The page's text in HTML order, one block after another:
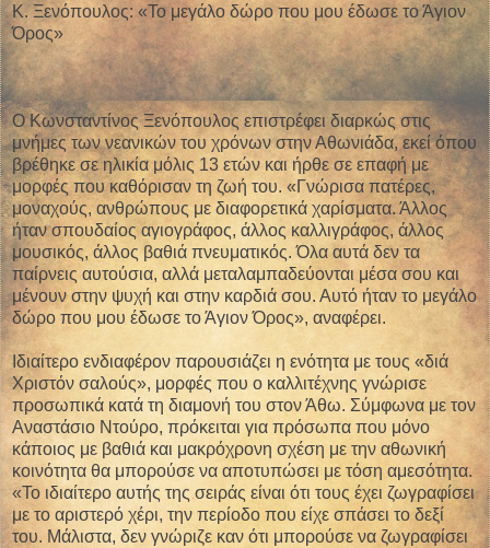
Κ. Ξενόπουλος: «Το μεγάλο δώρο που μου έδωσε το Άγιον
Όρος»
Ο Κωνσταντίνος Ξενόπουλος επιστρέφει διαρκώς στις
μνήμες των νεανικών του χρόνων στην Αθωνιάδα, εκεί όπου
βρέθηκε σε ηλικία μόλις 13 ετών και ήρθε σε επαφή με
μορφές που καθόρισαν τη ζωή του. «Γνώρισα πατέρες,
μοναχούς, ανθρώπους με διαφορετικά χαρίσματα. Άλλος
ήταν σπουδαίος αγιογράφος, άλλος καλλιγράφος, άλλος
μουσικός, άλλος βαθιά πνευματικός. Όλα αυτά δεν τα
παίρνεις αυτούσια, αλλά μεταλαμπαδεύονται μέσα σου και
μένουν στην ψυχή και στην καρδιά σου. Αυτό ήταν το μεγάλο
δώρο που μου έδωσε το Άγιον Όρος», αναφέρει.
Ιδιαίτερο ενδιαφέρον παρουσιάζει η ενότητα με τους «διά
Χριστόν σαλούς», μορφές που ο καλλιτέχνης γνώρισε
προσωπικά κατά τη διαμονή του στον Άθω. Σύμφωνα με τον
Αναστάσιο Ντούρο, πρόκειται για πρόσωπα που μόνο
κάποιος με βαθιά και μακρόχρονη σχέση με την αθωνική
κοινότητα θα μπορούσε να αποτυπώσει με τόση αμεσότητα.
«Το ιδιαίτερο αυτής της σειράς είναι ότι τους έχει ζωγραφίσει
με το αριστερό χέρι, την περίοδο που είχε σπάσει το δεξί
του. Μάλιστα, δεν γνώριζε καν ότι μπορούσε να ζωγραφίσει